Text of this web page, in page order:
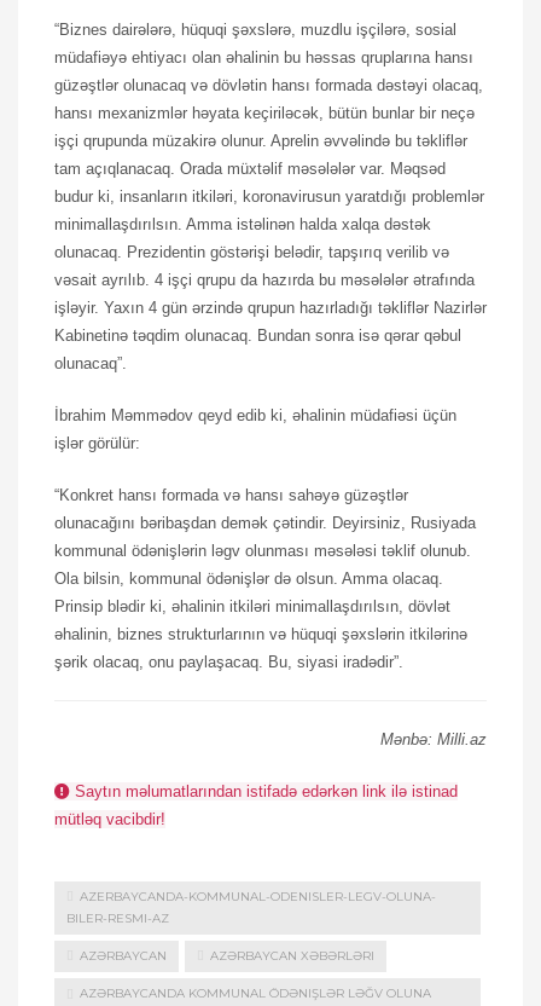
“Biznes dairələrə, hüquqi şəxslərə, muzdlu işçilərə, sosial
müdafiəyə ehtiyacı olan əhalinin bu həssas qruplarına hansı
güzəştlər olunacaq və dövlətin hansı formada dəstəyi olacaq,
hansı mexanizmlər həyata keçiriləcək, bütün bunlar bir neçə
işçi qrupunda müzakirə olunur. Aprelin əvvəlində bu təkliflər
tam açıqlanacaq. Orada müxtəlif məsələlər var. Məqsəd
budur ki, insanların itkiləri, koronavirusun yaratdığı problemlər
minimallaşdırılsın. Amma istəlinən halda xalqa dəstək
olunacaq. Prezidentin göstərişi belədir, tapşırıq verilib və
vəsait ayrılıb. 4 işçi qrupu da hazırda bu məsələlər ətrafında
işləyir. Yaxın 4 gün ərzində qrupun hazırladığı təkliflər Nazirlər
Kabinetinə təqdim olunacaq. Bundan sonra isə qərar qəbul
olunacaq”.
İbrahim Məmmədov qeyd edib ki, əhalinin müdafiəsi üçün
işlər görülür:
“Konkret hansı formada və hansı sahəyə güzəştlər
olunacağını bəribaşdan demək çətindir. Deyirsiniz, Rusiyada
kommunal ödənişlərin ləgv olunması məsələsi təklif olunub.
Ola bilsin, kommunal ödənişlər də olsun. Amma olacaq.
Prinsip blədir ki, əhalinin itkiləri minimallaşdırılsın, dövlət
əhalinin, biznes strukturlarının və hüquqi şəxslərin itkilərinə
şərik olacaq, onu paylaşacaq. Bu, siyasi iradədir”.
Mənbə: Milli.az
Saytın məlumatlarından istifadə edərkən link ilə istinad
mütləq vacibdir!
AZERBAYCANDA-KOMMUNAL-ODENISLER-LEGV-OLUNA-
BILER-RESMI-AZ
AZƏRBAYCAN AZƏRBAYCAN XƏBƏRLƏRI
AZƏRBAYCANDA KOMMUNAL ÖDƏNIŞLƏR LƏĞV OLUNA